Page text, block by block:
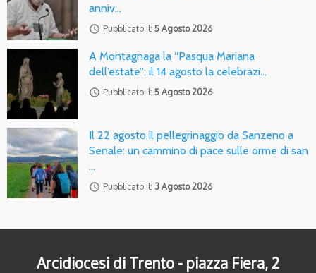
anniv…
access_time Pubblicato il: 5 Agosto 2026
A Montagnaga la “Pasqua Mariana
dell’estate”: il 14 agosto la celebrazi…
access_time Pubblicato il: 5 Agosto 2026
Il 22 agosto il pellegrinaggio da Sanzeno a
Senale: un cammino di pace sulle orme di san
…
access_time Pubblicato il: 3 Agosto 2026
Arcidiocesi di Trento - piazza Fiera, 2